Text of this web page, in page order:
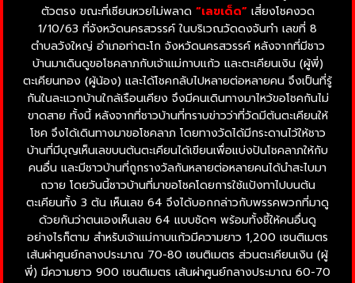
ตัวตรง ขณะที่เซียนหวยไม่พลาด “เลขเด็ด” เสี่ยงโชคงวด
1/10/63 ที่จังหวัดนครสวรรค์ ในบริเวณวัดดงจันทำ เลขที่ 8
ตำบลวังใหญ่ อำเภอท่าตะโก จังหวัดนครสวรรค์ หลังจากที่มีชาว
บ้านมาเดินดูขอโชคลาภกับเจ้าแม่กาบแก้ว และตะเคียนเงิน (ผู้พี่)
ตะเคียนทอง (ผู้น้อง) และได้โชคกลับไปหลายต่อหลายคน จึงเป็นที่รู้
กันในละแวกบ้านใกล้เรือนเคียง จึงมีคนเดินทางมาไหว้ขอโชคกันไม่
ขาดสาย ทั้งนี้ หลังจากที่ชาวบ้านที่ทราบข่าวว่าที่วัดมีต้นตะเคียนให้
โชค จึงได้เดินทางมาขอโชคลาภ โดยทางวัดได้มีกระดานไว้ให้ชาว
บ้านที่มีบุญเห็นเลขบนต้นตะเคียนได้เขียนเพื่อแบ่งปันโชคลาภให้กับ
คนอื่น และมีชาวบ้านที่ถูกรางวัลกันหลายต่อหลายคนได้นำสะไบมา
ถวาย โดยวันนี้ชาวบ้านที่มาขอโชคโดยการใช้แป้งทาไปบนต้น
ตะเคียนทั้ง 3 ต้น เห็นเลข 64 จึงได้บอกกล่าวกับพรรคพวกที่มาดู
ด้วยกันว่าตนเองเห็นเลข 64 แบบชัดๆ พร้อมทั้งชี้ให้คนอื่นดู
อย่างไรก็ตาม สำหรับเจ้าแม่กาบแก้วมีความยาว 1,200 เซนติเมตร
เส้นผ่าศูนย์กลางประมาณ 70-80 เซนติเมตร ส่วนตะเคียนเงิน (ผู้
พี่) มีความยาว 900 เซนติเมตร เส้นผ่าศูนย์กลางประมาณ 60-70